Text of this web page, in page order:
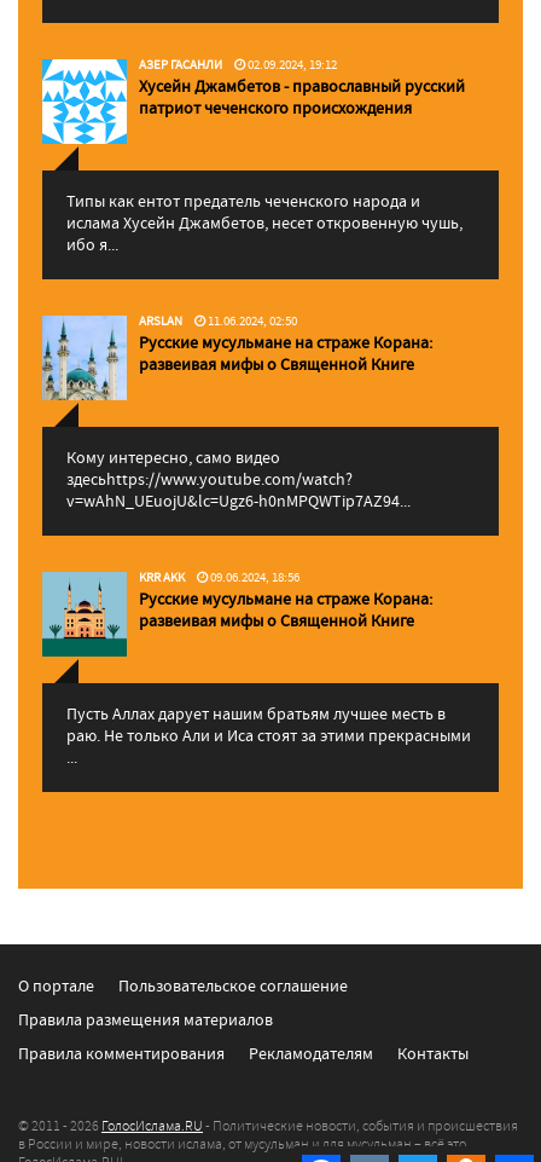
АЗЕР ГАСАНЛИ 02.09.2024, 19:12
Хусейн Джамбетов - православный русский
патриот чеченского происхождения
Типы как ентот предатель чеченского народа и
ислама Хусейн Джамбетов, несет откровенную чушь,
ибо я...
ARSLAN 11.06.2024, 02:50
Русские мусульмане на страже Корана:
pазвеивая мифы о Священной Книге
Кому интересно, само видео
здесьhttps://www.youtube.com/watch?
v=wAhN_UEuojU&lc=Ugz6-h0nMPQWTip7AZ94...
KRR AKK 09.06.2024, 18:56
Русские мусульмане на страже Корана:
pазвеивая мифы о Священной Книге
Пусть Аллах дарует нашим братьям лучшее месть в
раю. Не только Али и Иса стоят за этими прекрасными
...
О портале
Пользовательское соглашение
Правила размещения материалов
Правила комментирования
Рекламодателям Контакты
© 2011 - 2026 ГолосИслама.RU - Политические новости, события и происшествия
в России и мире, новости ислама, от мусульман и для мусульман – всё это